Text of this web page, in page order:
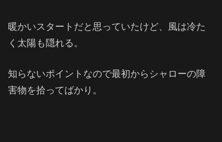
暖かいスタートだと思っていたけど、風は冷た
く太陽も隠れる。
知らないポイントなので最初からシャローの障
害物を拾ってばかり。